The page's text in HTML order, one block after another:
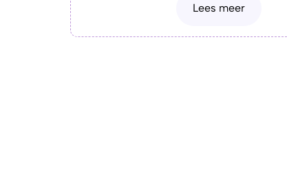
Lees meer